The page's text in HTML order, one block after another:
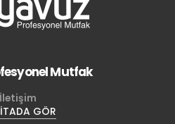
Mutfak
İletişim
GÖR